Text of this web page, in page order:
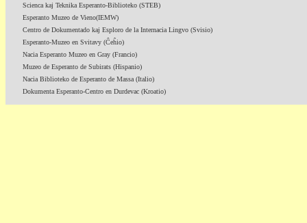
Scienca kaj Teknika Esperanto-Biblioteko (STEB)
Esperanto Muzeo de Vieno(IEMW)
Centro de Dokumentado kaj Esploro de la Internacia Lingvo (Svisio)
Esperanto-Muzeo en Svitavy (Ĉeĥio)
Nacia Esperanto Muzeo en Gray (Francio)
Muzeo de Esperanto de Subirats (Hispanio)
Nacia Biblioteko de Esperanto de Massa (Italio)
Dokumenta Esperanto-Centro en Durdevac (Kroatio)